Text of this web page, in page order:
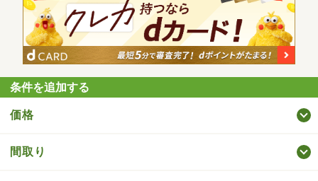
条件を追加する
価格
間取り